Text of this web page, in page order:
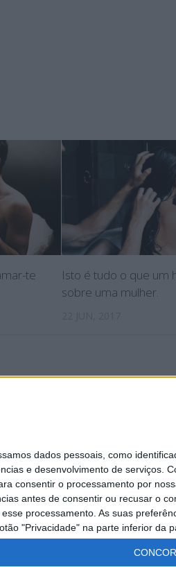
dados pessoais, como
e desenvolvimento de serviços.
consentir o processamento por
antes de consentir ou recusar o
processamento. As suas
"Privacidade" na parte inferior da
te
Isto é tudo o que um
sobre uma mulher.